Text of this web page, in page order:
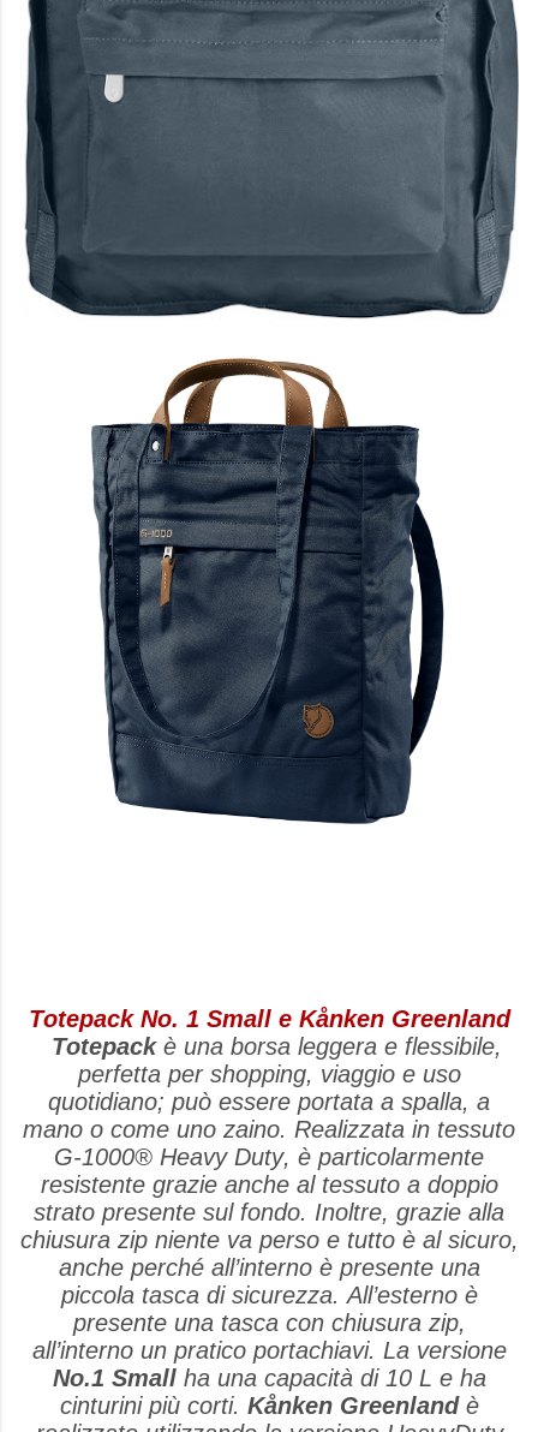
Totepack No. 1 Small e Kånken Greenland
Totepackè una borsa leggera e flessibile,
perfetta per shopping, viaggio e uso
quotidiano; può essere portata a spalla, a
mano o come uno zaino. Realizzata in tessuto
G-1000® Heavy Duty, è particolarmente
resistente grazie anche al tessuto a doppio
strato presente sul fondo. Inoltre, grazie alla
chiusura zip niente va perso e tutto è al sicuro,
anche perché all’interno è presente una
piccola tasca di sicurezza. All’esterno è
presente una tasca con chiusura zip,
all’interno un pratico portachiavi. La versione
No.1 Smallha una capacità di 10 L e ha
cinturini più corti. Kånken Greenland è